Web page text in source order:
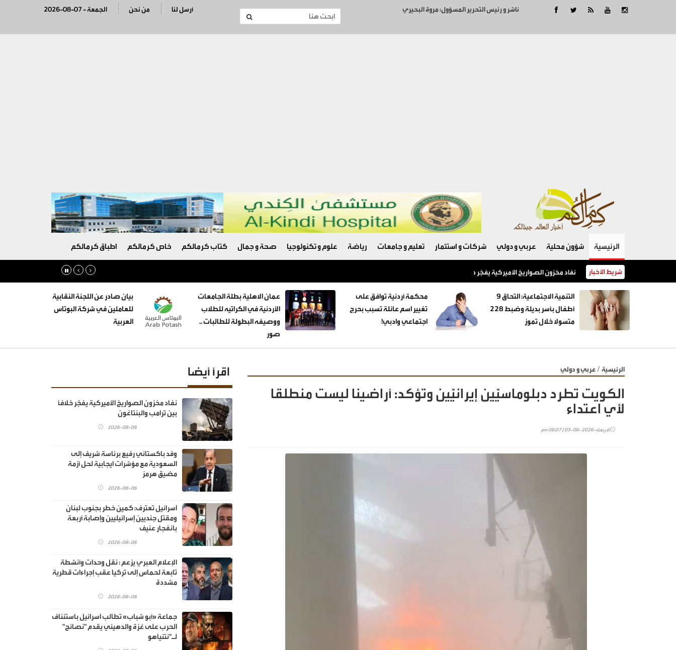
ناشر و رئيس التحرير المسؤول: مروة البحيري 2026-08-07 - الجمعة من نحن أرسل لنا
الرئيسية شؤون محلية عربي و دولي شركات و استثمار تعليم و جامعات رياضة علوم و تكنولوجيا صحة و جمال كتاب كرمالكم خاص كرمالكم اطباق كرمالكم
شريط الأخبار نفاد مخزون الصواريخ الأميركية يفجّر خلافًا بين ترامب والبنتاغون
‏التنمية الاجتماعية: التحاق 9
أطفال بأسر بديلة وضبط 228
متسولا خلال تموز
محكمة أردنية توافق على
تغيير اسم عائلة تسبب بحرج
اجتماعي وادبي!
عمان الاهلية بطلة الجامعات
الأردنية في الكراتيه للطلاب
ووصيفه البطولة للطالبات ..
صور
بيان صادر عن اللجنة النقابية
للعاملين في شركة البوتاس
العربية
الرئيسية / عربي و دولي
الكويت تطرد دبلوماسيَّين إيرانيَّين وتؤكد: أراضينا ليست منطلقا
لأي اعتداء
الأربعاء-2026-06-03 | 08:07 pm
اقرأ أيضا
نفاد مخزون الصواريخ الأميركية يفجّر خلافًا
بين ترامب والبنتاغون
2026-08-06
وفد باكستاني رفيع برئاسة شريف إلى
السعودية مع مؤشرات ايجابية لحل أزمة
مضيق هرمز
2026-08-06
اسرائيل تعترف: كمين خطر بجنوب لبنان
ومقتل جنديين إسرائيليين وإصابة أربعة
بانفجار عنيف
2026-08-06
الإعلام العبري يزعم : نقل وحدات وأنشطة
تابعة لحماس إلى تركيا عقب إجراءات قطرية
مشددة
2026-08-06
جماعة «أبو شباب» تطالب اسرائيل باستئناف
الحرب على غزة والدهيني يقدم "نصائح"
لـ"نتنياهو